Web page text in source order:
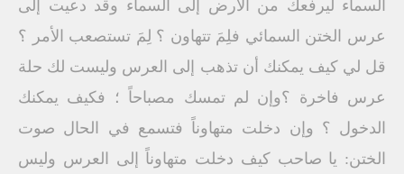
السماء ليرفعك من الأرض إلى السماء وقد دعيت إلى
عرس الختن السمائي فلِمَ تتهاون ؟ لِمَ تستصعب الأمر ؟
قل لي كيف يمكنك أن تذهب إلى العرس وليست لك حلة
عرس فاخرة ؟وإن لم تمسك مصباحاً ؛ فكيف يمكنك
الدخول ؟ وإن دخلت متهاوناً فتسمع في الحال صوت
الختن: يا صاحب كيف دخلت متهاوناً إلى العرس وليس